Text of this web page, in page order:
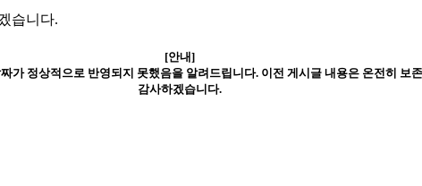
습니다.
[안내]
가 정상적으로 반영되지 못했음을 알려드립니다. 이전 게시글 내용은 온전히
감사하겠습니다.